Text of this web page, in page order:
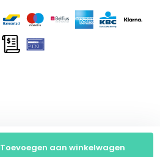
Toevoegen aan winkelwagen